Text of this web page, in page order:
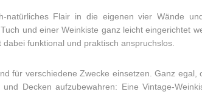
natürliches Flair in die eigenen vier Wände
und einer Weinkiste ganz leicht eingerichtet
funktional und praktisch anspruchslos.
für verschiedene Zwecke einsetzen. Ganz egal,
Decken aufzubewahren: Eine Vintage-